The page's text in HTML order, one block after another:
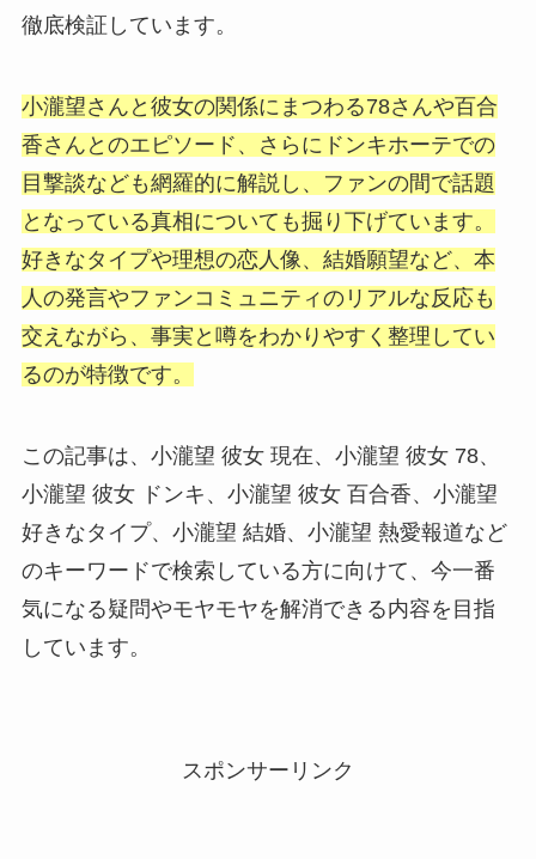
徹底検証しています。
小瀧望さんと彼女の関係にまつわる78さんや百合
香さんとのエピソード、さらにドンキホーテでの
目撃談なども網羅的に解説し、ファンの間で話題
となっている真相についても掘り下げています。
好きなタイプや理想の恋人像、結婚願望など、本
人の発言やファンコミュニティのリアルな反応も
交えながら、事実と噂をわかりやすく整理してい
るのが特徴です。
この記事は、小瀧望 彼女 現在、小瀧望 彼女 78、
小瀧望 彼女 ドンキ、小瀧望 彼女 百合香、小瀧望
好きなタイプ、小瀧望 結婚、小瀧望 熱愛報道など
のキーワードで検索している方に向けて、今一番
気になる疑問やモヤモヤを解消できる内容を目指
しています。
スポンサーリンク